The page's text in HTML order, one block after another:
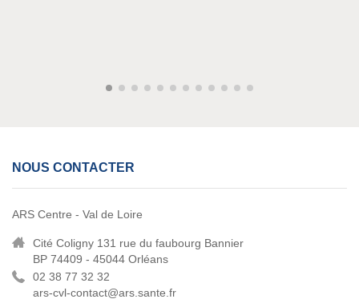
NOUS CONTACTER
ARS Centre - Val de Loire
Cité Coligny 131 rue du faubourg Bannier
BP 74409 - 45044 Orléans
02 38 77 32 32
ars-cvl-contact@ars.sante.fr